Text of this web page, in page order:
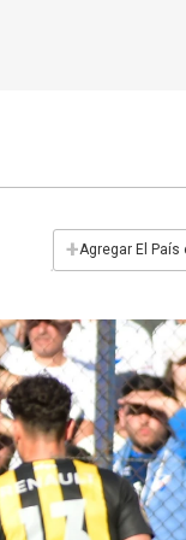
+Agregar El País